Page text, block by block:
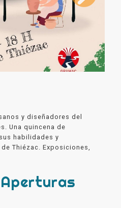
y diseñadores del
Una quincena de
habilidades y
Thiézac. Exposiciones,